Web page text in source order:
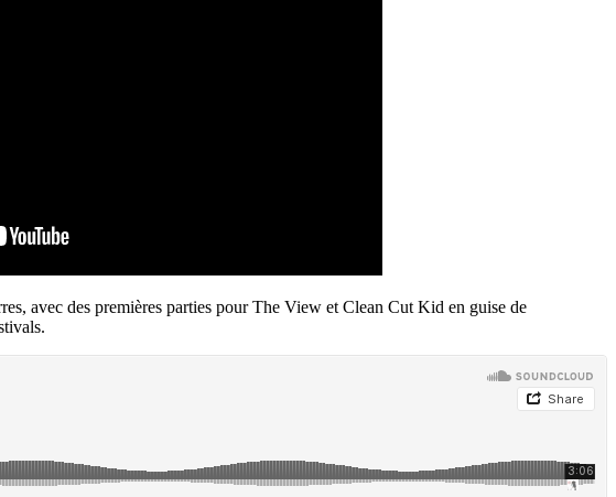
avec des premières parties pour The View et Clean Cut Kid en guise de